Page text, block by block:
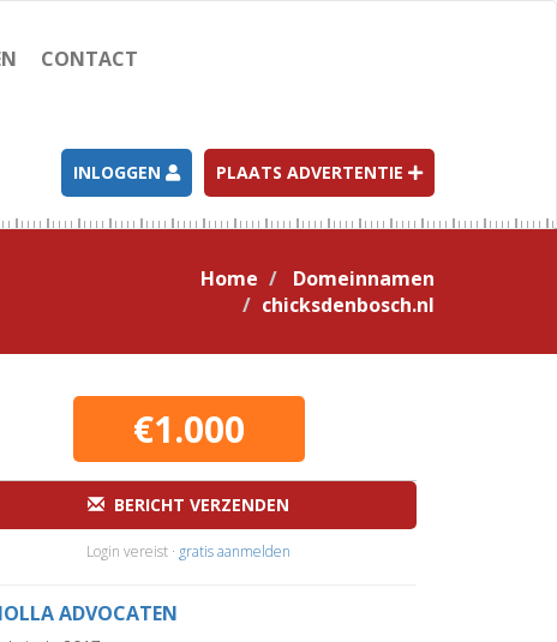
CONTACT
INLOGGEN PLAATS ADVERTENTIE
Home
Domeinnamen
chicksdenbosch.nl
€1.000
BERICHT VERZENDEN
Login vereist · gratis aanmelden
ADVOCATEN